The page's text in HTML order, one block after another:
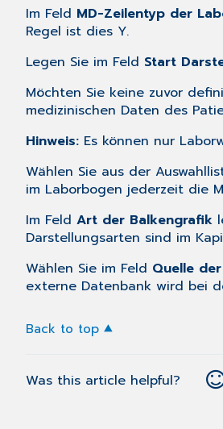
Im Feld MD-Zeilentyp der
Regel ist dies Y.
Legen Sie im Feld Start
Möchten Sie keine zuvor
medizinischen Daten des
Hinweis: Es können nur
Wählen Sie aus der
im Laborbogen jederzeit die
Im Feld Art der Balkengrafik
Darstellungsarten sind im
Wählen Sie im Feld Quelle
externe Datenbank wird bei
Back to top
Was this article helpful?